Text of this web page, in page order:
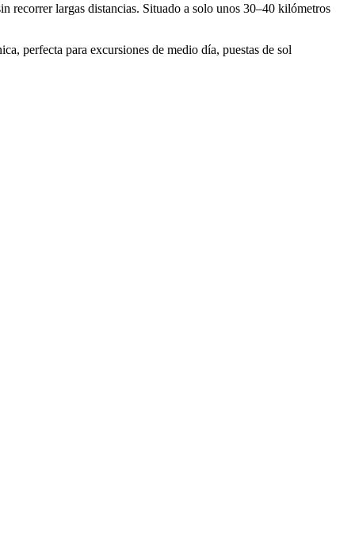
recorrer largas distancias. Situado a solo unos 30–40 kilómetros
perfecta para excursiones de medio día, puestas de sol